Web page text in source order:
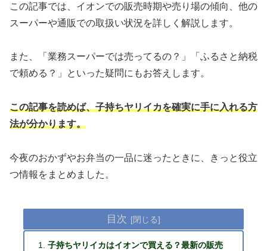
この記事では、イオンでの販売時期や売り場の傾向、他の
スーパーや通販での取扱い状況を詳しく解説します。
また、「業務スーパーでは売ってるの？」「ふるさと納税
で頼める？」といった疑問にもお答えします。
この記事を読めば、子持ちヤリイカを確実に手に入れる方
法が分かります。
今夜のおかずやお弁当の一品に迷ったときに、きっと役立
つ情報をまとめました。
目次
子持ちヤリイカはイオンで買える？最新の販売